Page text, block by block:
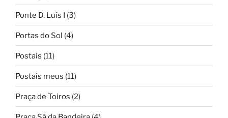
Ponte D. Luís I (3)
Portas do Sol (4)
Postais (11)
Postais meus (11)
Praça de Toiros (2)